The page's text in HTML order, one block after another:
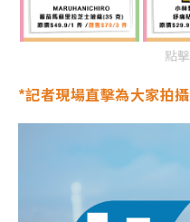
點
*記者現場直擊為大家拍